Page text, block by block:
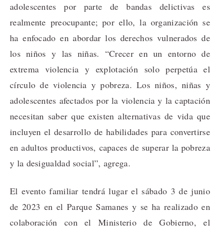
adolescentes por parte de bandas delictivas es
realmente preocupante; por ello, la organización se
ha enfocado en abordar los derechos vulnerados de
los niños y las niñas. “Crecer en un entorno de
extrema violencia y explotación solo perpetúa el
círculo de violencia y pobreza. Los niños, niñas y
adolescentes afectados por la violencia y la captación
necesitan saber que existen alternativas de vida que
incluyen el desarrollo de habilidades para convertirse
en adultos productivos, capaces de superar la pobreza
y la desigualdad social”, agrega.
El evento familiar tendrá lugar el sábado 3 de junio
de 2023 en el Parque Samanes y se ha realizado en
colaboración con el Ministerio de Gobierno, el